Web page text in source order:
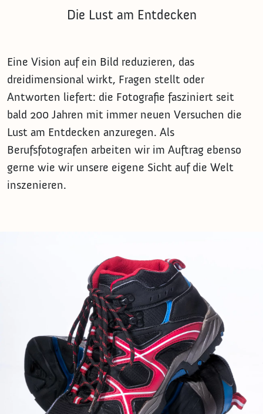
Die Lust am Entdecken
Eine Vision auf ein Bild reduzieren, das
dreidimensional wirkt, Fragen stellt oder
Antworten liefert: die Fotografie fasziniert seit
bald 200 Jahren mit immer neuen Versuchen die
Lust am Entdecken anzuregen. Als
Berufsfotografen arbeiten wir im Auftrag ebenso
gerne wie wir unsere eigene Sicht auf die Welt
inszenieren.